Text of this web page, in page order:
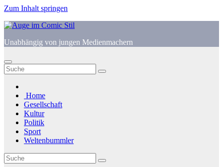
Zum Inhalt springen
Unabhängig von jungen Medienmachern
Home
Gesellschaft
Kultur
Politik
Sport
Weltenbummler